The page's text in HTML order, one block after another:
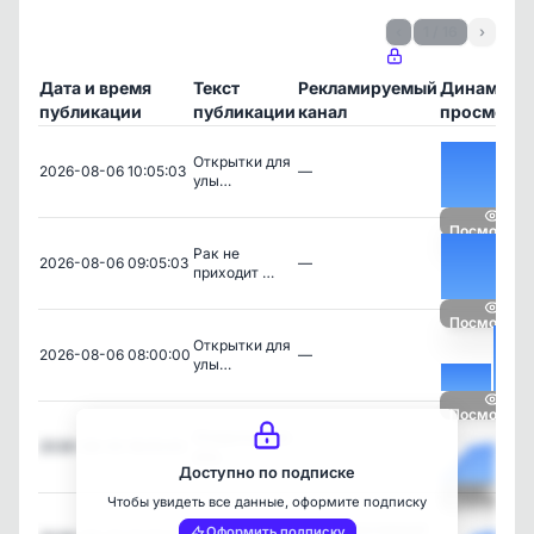
›
Дата и время
публикации
Текст
публикации
Рекламируемый
канал
Динамика
2026-08-06 10:05:03
Открытки для
улы…
—
2026-08-06 09:05:03
Рак не
приходит …
—
2026-08-06 08:00:00
Открытки для
улы…
—
2026-08-05 16:05:00
Открытки для
🟢 Один из Православный
Доступно по подписке
Чтобы увидеть все данные, оформите подписку